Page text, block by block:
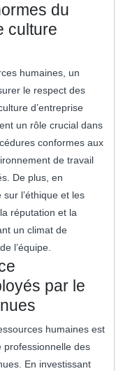
du
culture
humaines, un
le respect des
d’entreprise
un rôle crucial dans
conformes aux
de travail
De plus, en
l’éthique et les
réputation et la
un climat de
l’équipe.
par le
humaines est
professionnelle des
En investissant